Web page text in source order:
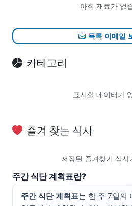
아직 재료가 없
목록 이메일
카테고리
표시할 데이터가
즐겨 찾는 식사
저장된 즐겨찾기 식사
주간 식단 계획표란?
주간 식단 계획표는 한 주 7일의